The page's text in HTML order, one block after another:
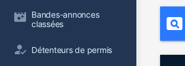
Bandes-annonces
classées
Détenteurs de permis